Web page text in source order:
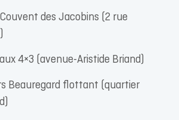
des Jacobins (2 rue
4×3 (avenue-Aristide Briand)
Beauregard flottant (quartier